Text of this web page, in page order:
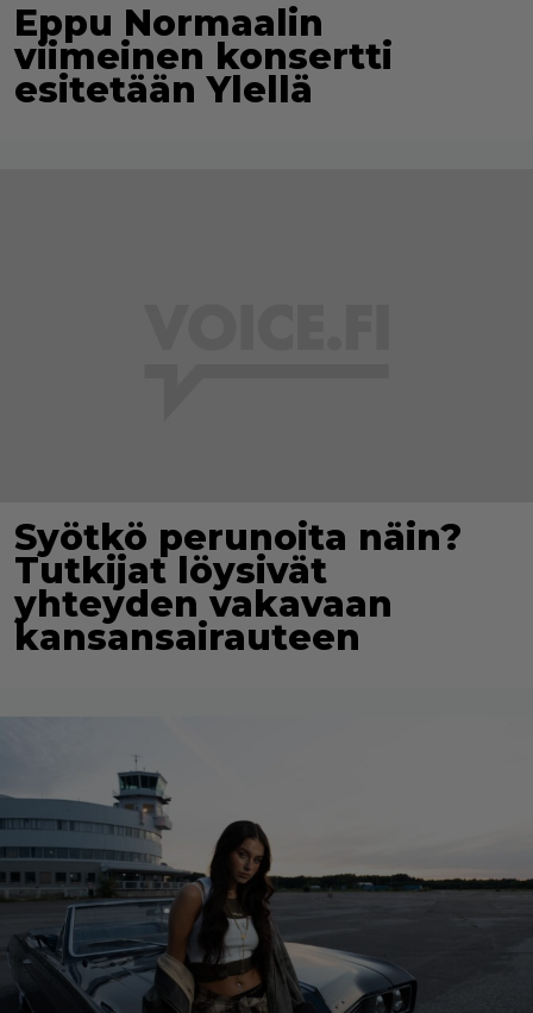
Eppu Normaalin
viimeinen konsertti
esitetään Ylellä
Syötkö perunoita näin?
Tutkijat löysivät
yhteyden vakavaan
kansansairauteen